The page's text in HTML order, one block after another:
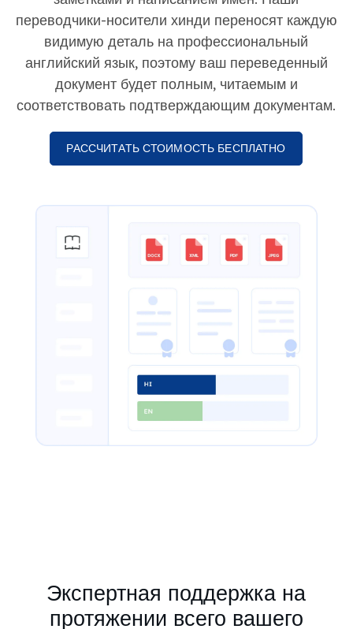
переводчики-носители хинди переносят каждую
видимую деталь на профессиональный
английский язык, поэтому ваш переведенный
документ будет полным, читаемым и
соответствовать подтверждающим документам.
РАССЧИТАТЬ СТОИМОСТЬ БЕСПЛАТНО
Экспертная поддержка на
протяжении всего вашего